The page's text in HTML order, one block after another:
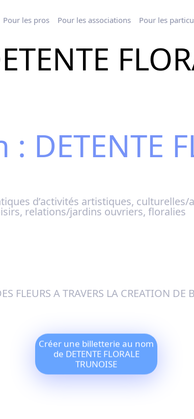
Pour les pros Pour les associations Pour les
DETENTE
d’activités artistiques,
relations/jardins ouvriers, floralies
FLEURS A TRAVERS LA CREATION DE
Créer une billetterie au nom
de DETENTE FLORALE
TRUNOISE